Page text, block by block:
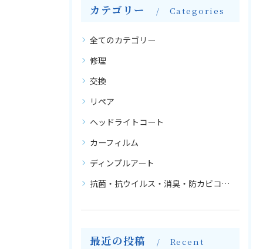
カテゴリー Categories
全てのカテゴリー
修理
交換
リペア
ヘッドライトコート
カーフィルム
ディンプルアート
抗菌・抗ウイルス・消臭・防カビコーティング
最近の投稿
Recent